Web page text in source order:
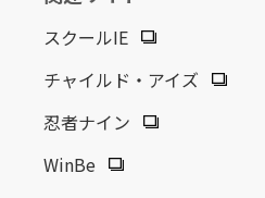
スクールIE
チャイルド・アイズ
忍者ナイン
WinBe